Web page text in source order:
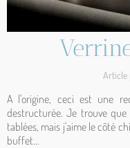
Article
A l'origine, ceci est une
destructurée. Je trouve
tablées, mais j'aime le côté
buffet...